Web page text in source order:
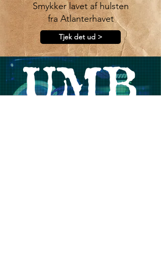
Smykker lavet af hulsten
fra Atlanterhavet
Tjek det ud >